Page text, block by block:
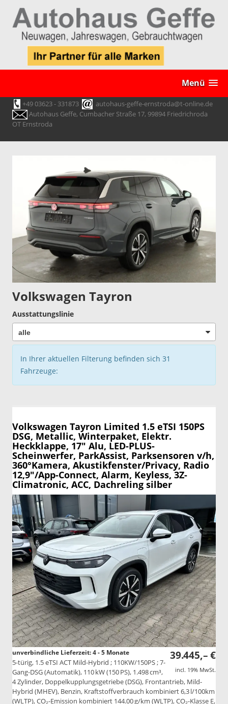
Menü
+49 03623 - 331873
autohaus-geffe-ernstroda@t-online.de
Autohaus Geffe, Cumbacher Straße 17, 99894 Friedrichroda
OT Ernstroda
Volkswagen Tayron
Ausstattungslinie
In Ihrer aktuellen Filterung befinden sich 31
Fahrzeuge:
Volkswagen Tayron Limited 1.5 eTSI 150PS
DSG, Metallic, Winterpaket, Elektr.
Heckklappe, 17" Alu, LED-PLUS-
Scheinwerfer, ParkAssist, Parksensoren v/h,
360°Kamera, Akustikfenster/Privacy, Radio
12,9"/App-Connect, Alarm, Keyless, 3Z-
Climatronic, ACC, Dachreling silber
39.445,– €
incl. 19% MwSt.
unverbindliche Lieferzeit: 4 - 5 Monate
5-türig, 1.5 eTSI ACT Mild-Hybrid ; 110KW/150PS ; 7-
Gang-DSG (Automatik), 110 kW (150 PS), 1.498 cm³,
4 Zylinder, Doppelkupplungsgetriebe (DSG), Frontantrieb, Mild-
Hybrid (MHEV), Benzin, Kraftstoffverbrauch kombiniert 6,3 l/100km
(WLTP), CO₂-Emission kombiniert 144.00 g/km (WLTP), CO₂-Klasse E,